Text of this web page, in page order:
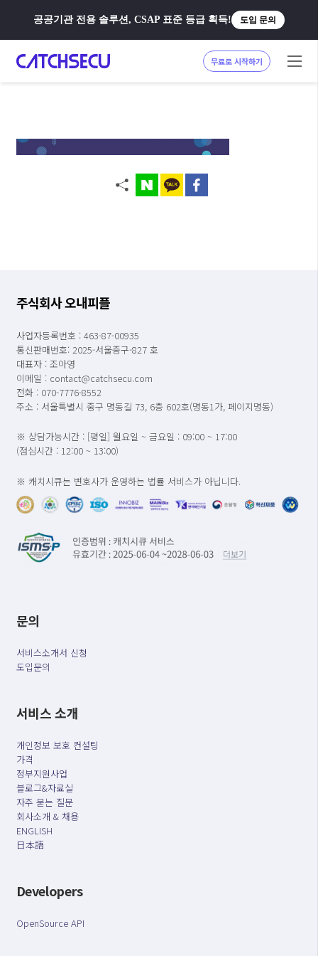
공공기관 전용 솔루션, CSAP 표준 등급 획득! 도입 문의
무료로 시작하기
주식회사 오내피플
사업자등록번호 : 463-87-00935
통신판매번호: 2025-서울중구-827 호
대표자 : 조아영
이메일 : contact@catchsecu.com
전화 : 070-7776-8552
주소 : 서울특별시 중구 명동길 73, 6층 602호(명동1가, 페이지명동)
※ 상담가능시간 : [평일] 월요일 ~ 금요일 : 09:00 ~ 17:00
(점심시간 : 12:00 ~ 13:00)
※ 캐치시큐는 변호사가 운영하는 법률 서비스가 아닙니다.
문의
서비스소개서 신청
도입문의
서비스 소개
개인정보 보호 컨설팅
가격
정부지원사업
블로그&자료실
자주 묻는 질문
회사소개 & 채용
ENGLISH
日本語
Developers
OpenSource API